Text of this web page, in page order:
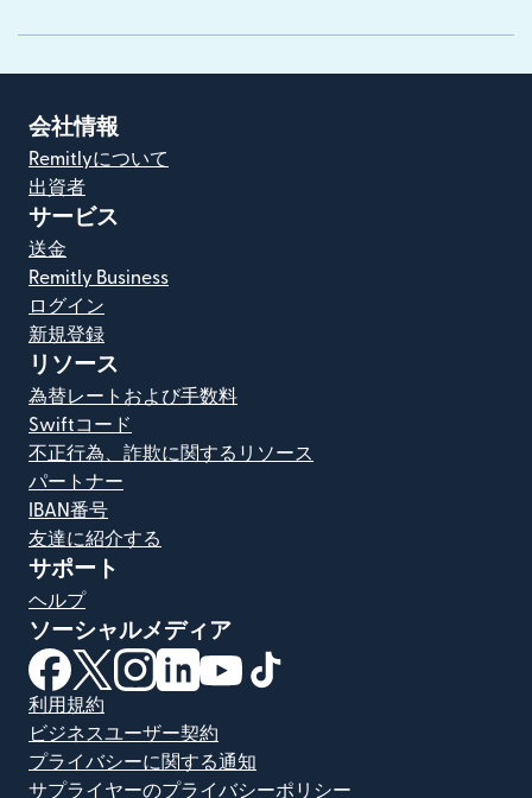
会社情報
Remitlyについて
出資者
サービス
送金
Remitly Business
ログイン
新規登録
リソース
為替レートおよび手数料
Swiftコード
不正行為、詐欺に関するリソース
パートナー
IBAN番号
友達に紹介する
サポート
ヘルプ
ソーシャルメディア
（別ウィンドウで開きます）
（別ウィンドウで開きます）
（別ウィンドウで開きます）
（別ウィンドウで開きます）
（別ウィンドウで開きます）
利用規約
ビジネスユーザー契約
プライバシーに関する通知
サプライヤーのプライバシーポリシー